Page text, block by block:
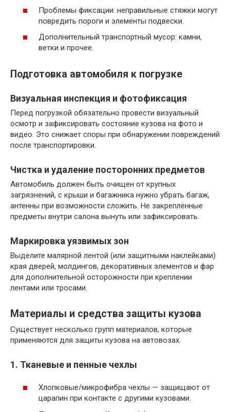
Проблемы фиксации: неправильные стяжки могут
повредить пороги и элементы подвески.
Дополнительный транспортный мусор: камни,
ветки и прочее.
Подготовка автомобиля к погрузке
Визуальная инспекция и фотофиксация
Перед погрузкой обязательно провести визуальный
осмотр и зафиксировать состояние кузова на фото и
видео. Это снижает споры при обнаружении повреждений
после транспортировки.
Чистка и удаление посторонних предметов
Автомобиль должен быть очищен от крупных
загрязнений, с крыши и багажника нужно убрать багаж,
антенны при возможности сложить. Не закреплённые
предметы внутри салона вынуть или зафиксировать.
Маркировка уязвимых зон
Выделите малярной лентой (или защитными наклейками)
края дверей, молдингов, декоративных элементов и фар
для дополнительной осторожности при креплении
лентами или тросами.
Материалы и средства защиты кузова
Существует несколько групп материалов, которые
применяются для защиты кузова на автовозах.
1. Тканевые и пенные чехлы
Хлопковые/микрофибра чехлы — защищают от
царапин при контакте с другими кузовами.